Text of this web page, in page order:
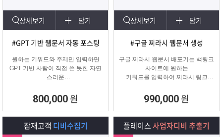
상세보기 담기
#GPT 기반 웹문서 자동 포스팅
원하는 키워드와 주제만 입력하면
GPT 기반 사람이 직접 쓴 듯한 자연
스러운
다.
콘텐츠 마케터, 기업들이 홍보하기에
적합한 마케팅 프로그램 입니다.
800,000 원
상세보기 담기
#구글 찌라시 웹문서 생성
구글 찌라시 웹문서 배포기는 백링크
사이트에 원하는
키워드를 입력하여 찌라시 링크
키워드를 등록해주는 프로그램입니
다.
텔레그램 등 아이디 입력으로 문의건
수를 늘릴 수 있습니다.
990,000 원
잠재고객 디비수집기 플레이스사업자디비 추출기